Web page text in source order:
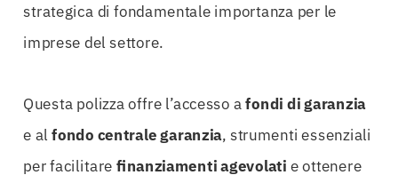
strategica di fondamentale importanza per le
imprese del settore.
Questa polizza offre l’accesso afondi di garanzia
e alfondo centrale garanzia, strumenti essenziali
per facilitare finanziamenti agevolati e ottenere